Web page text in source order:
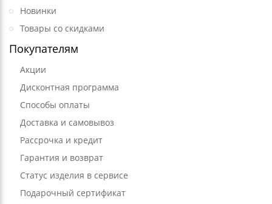
Новинки
Товары со скидками
Покупателям
Акции
Дисконтная программа
Способы оплаты
Доставка и самовывоз
Рассрочка и кредит
Гарантия и возврат
Статус изделия в сервисе
Подарочный сертификат